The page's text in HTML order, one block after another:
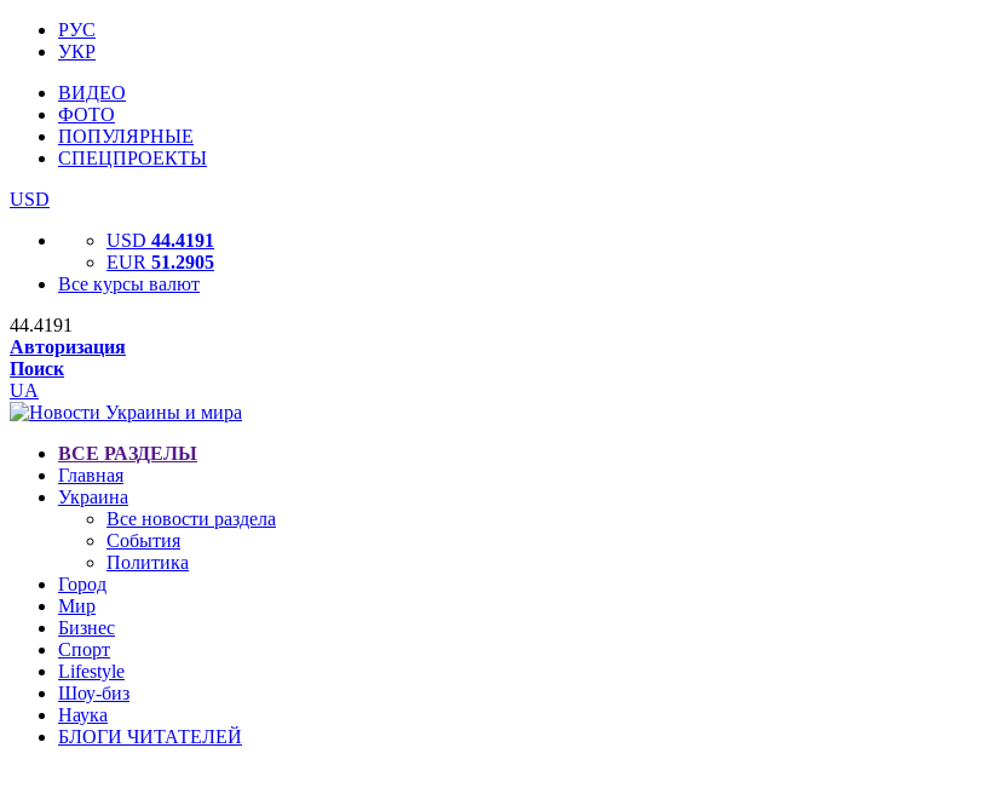
РУС
УКР
ВИДЕО
ФОТО
ПОПУЛЯРНЫЕ
СПЕЦПРОЕКТЫ
USD
USD 44.4191
EUR 51.2905
Все курсы валют
44.4191
Авторизация
Поиск
UA
ВСЕ РАЗДЕЛЫ
Главная
Украина
Все новости раздела
События
Политика
Город
Мир
Бизнес
Спорт
Lifestyle
Шоу-биз
Наука
БЛОГИ ЧИТАТЕЛЕЙ